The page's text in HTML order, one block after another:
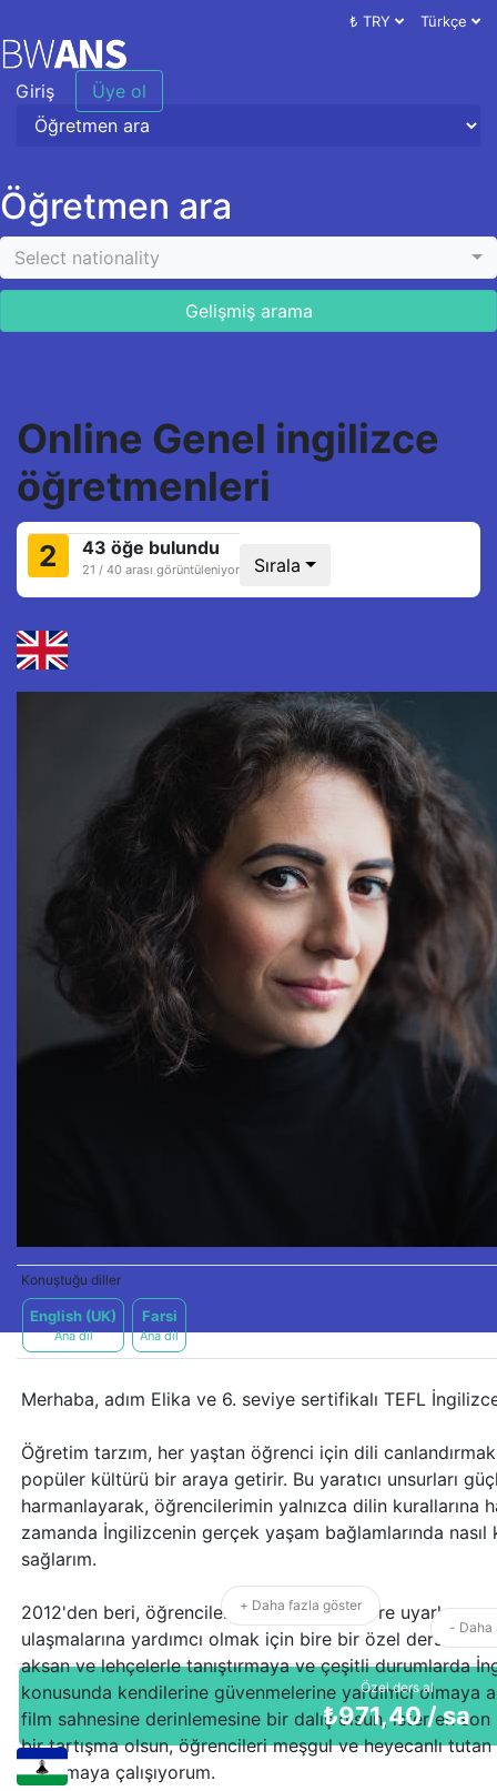
₺ TRY Türkçe
Giriş Üye ol
Öğretmen ara
Select nationality
Gelişmiş arama
Online Genel ingilizce
öğretmenleri
2 43 öğe bulundu
21 / 40 arası görüntüleniyor Sırala
Konuştuğu diller
English (UK)
Ana dil
Farsi
Ana dil
Merhaba, adım Elika ve 6. seviye sertifikalı TEFL
Öğretim tarzım, her yaştan öğrenci için dili
popüler kültürü bir araya getirir. Bu yaratıcı unsurları
harmanlayarak, öğrencilerimin yalnızca dilin kurallarına
zamanda İngilizcenin gerçek yaşam bağlamlarında nasıl
sağlarım.
2012'den beri, öğrencilerin ihtiyaçlarına göre
ulaşmalarına yardımcı olmak için bire bir özel dersler
aksan ve lehçelerle tanıştırmaya ve çeşitli durumlarda
konusunda kendilerine güvenmelerine yardımcı olmaya
film sahnesine derinlemesine bir dalış olsun, ister en
bir tartışma olsun, öğrencileri meşgul ve heyecanlı
yaratmaya çalışıyorum.
+ Daha fazla göster
- Daha
Özel ders al
₺971,40/ sa